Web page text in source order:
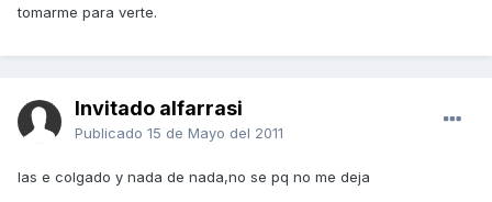
tomarme para verte.
Invitado alfarrasi
Publicado 15 de Mayo del 2011
las e colgado y nada de nada,no se pq no me deja